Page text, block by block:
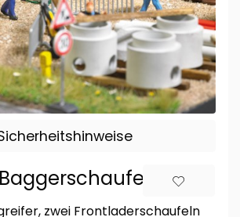
zwei Frontladerschaufeln